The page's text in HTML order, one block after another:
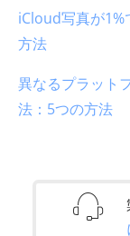
iCloud写真が1%
方法
異なるプラット
法：5つの方法